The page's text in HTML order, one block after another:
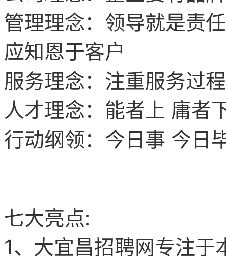
管理理念：领导就是责
应知恩于客户
服务理念：注重服务过程
人才理念：能者上 庸者
行动纲领：今日事 今日
七大亮点:
1、 大宜昌招聘网专注于